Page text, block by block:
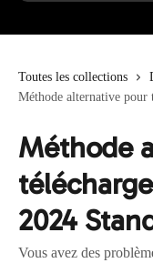
Toutes les collections
Méthode alternative pour
Méthode
2024
Vous avez des